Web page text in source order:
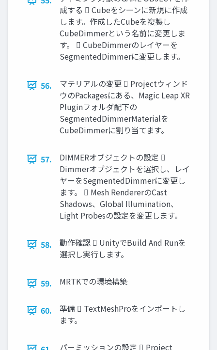
成する  Cubeをシーンに新規に作成
します。作成したCubeを複製し
CubeDimmerという名前に変更しま
す。  CubeDimmerのレイヤーを
SegmentedDimmerに変更します。
56.
マテリアルの変更  Projectウィンド
ウのPackagesにある、Magic Leap XR
Pluginフォルダ配下の
SegmentedDimmerMaterialを
CubeDimmerに割り当てます。
57.
DIMMERオブジェクトの設定 
Dimmerオブジェクトを選択し、レイ
ヤーをSegmentedDimmerに変更し
ます。  Mesh RendererのCast
Shadows、Global Illumination、
Light Probesの設定を変更します。
58.
動作確認  UnityでBuild And Runを
選択し実行します。
59. MRTKでの環境構築
60.
準備  TextMeshProをインポートし
ます。
パーミッションの設定  Project